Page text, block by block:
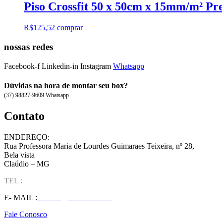
Piso Crossfit 50 x 50cm x 15mm/m²
R$125,52 comprar
nossas redes
Facebook-f Linkedin-in Instagram Whatsapp
Dúvidas na hora de montar seu box?
(37) 98827-9609 Whatsapp
Contato
ENDEREÇO:
Rua Professora Maria de Lourdes Guimaraes Teixeira, nº 28,
Bela vista
Claúdio – MG
TEL :
E- MAIL :
Fale Conosco